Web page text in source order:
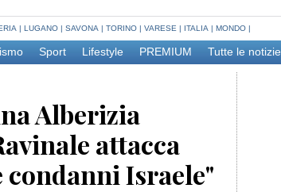
| LUGANO | SAVONA | TORINO | VARESE | ITALIA | MONDO |
Sport Lifestyle PREMIUM Tutte le notizie
Alberizia
attacca
Israele"